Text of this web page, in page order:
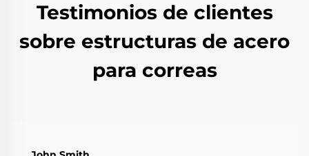
Testimonios de clientes
sobre estructuras de acero
para correas